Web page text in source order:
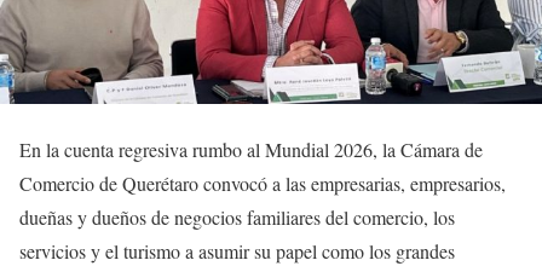
En la cuenta regresiva rumbo al Mundial 2026, la Cámara de
Comercio de Querétaro convocó a las empresarias, empresarios,
dueñas y dueños de negocios familiares del comercio, los
servicios y el turismo a asumir su papel como los grandes